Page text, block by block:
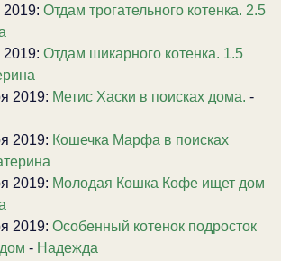
2019: Отдам трогательного котенка. 2.5
2019: Отдам шикарного котенка. 1.5
2019: Метис Хаски в поисках дома. -
2019: Кошечка Марфа в поисках
2019: Молодая Кошка Кофе ищет дом
2019: Особенный котенок подросток
- Надежда